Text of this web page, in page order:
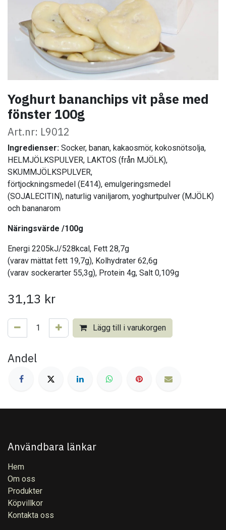
Yoghurt bananchips vit påse med
fönster 100g
Art.nr: L9012
Ingredienser: Socker, banan, kakaosmör, kokosnötsolja,
HELMJÖLKSPULVER, LAKTOS (från MJÖLK),
SKUMMJÖLKSPULVER,
förtjockningsmedel (E414), emulgeringsmedel
(SOJALECITIN), naturlig vaniljarom, yoghurtpulver (MJÖLK)
och bananarom
Näringsvärde /100g
Energi 2205kJ/528kcal, Fett 28,7g
(varav mättat fett 19,7g), Kolhydrater 62,6g
(varav sockerarter 55,3g), Protein 4g, Salt 0,109g
31,13 kr
Lägg till i varukorgen
Andel
Användbara länkar
Hem
Om oss
Produkter
Köpvillkor
Kontakta oss